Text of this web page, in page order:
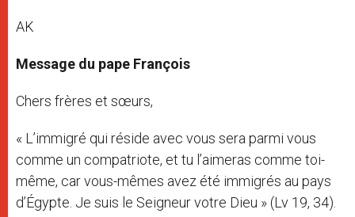
AK
Message du pape François
Chers frères et sœurs,
« L’immigré qui réside avec vous sera parmi vous
comme un compatriote, et tu l’aimeras comme toi-
même, car vous-mêmes avez été immigrés au pays
d’Égypte. Je suis le Seigneur votre Dieu » (Lv 19, 34).